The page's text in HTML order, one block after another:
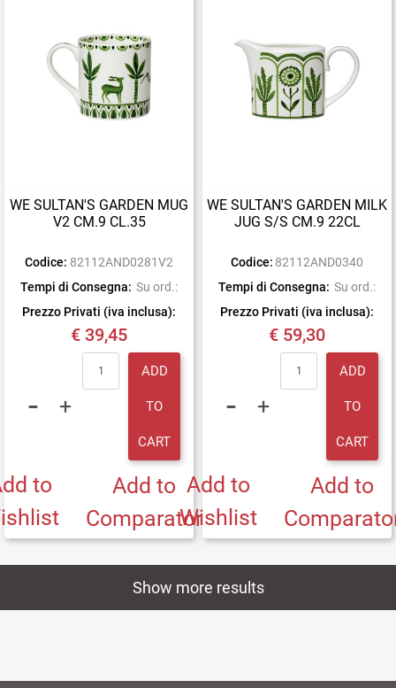
WE SULTAN'S GARDEN MUG
V2 CM.9 CL.35
Codice: 82112AND0281V2
Tempi di Consegna: Su ord.:
Prezzo Privati (iva inclusa):
€ 39,45
ADD
TO
CART
to
Add to
Comparator
WE SULTAN'S GARDEN MILK
JUG S/S CM.9 22CL
Codice: 82112AND0340
Tempi di Consegna: Su ord.:
Prezzo Privati (iva inclusa):
€ 59,30
ADD
TO
CART
Add to
Wishlist
Add to
Show more results